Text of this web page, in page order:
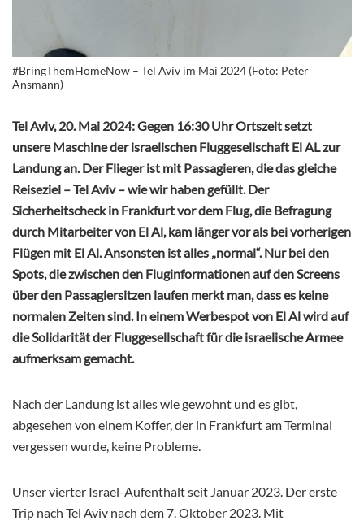
#BringThemHomeNow – Tel Aviv im Mai 2024 (Foto: Peter
Ansmann)
Tel Aviv, 20. Mai 2024: Gegen 16:30 Uhr Ortszeit setzt
unsere Maschine der israelischen Fluggesellschaft El AL zur
Landung an. Der Flieger ist mit Passagieren, die das gleiche
Reiseziel – Tel Aviv – wie wir haben gefüllt. Der
Sicherheitscheck in Frankfurt vor dem Flug, die Befragung
durch Mitarbeiter von El Al, kam länger vor als bei vorherigen
Flügen mit El Al. Ansonsten ist alles „normal“. Nur bei den
Spots, die zwischen den Fluginformationen auf den Screens
über den Passagiersitzen laufen merkt man, dass es keine
normalen Zeiten sind. In einem Werbespot von El Al wird auf
die Solidarität der Fluggesellschaft für die israelische Armee
aufmerksam gemacht.
Nach der Landung ist alles wie gewohnt und es gibt,
abgesehen von einem Koffer, der in Frankfurt am Terminal
vergessen wurde, keine Probleme.
Unser vierter Israel-Aufenthalt seit Januar 2023. Der erste
Trip nach Tel Aviv nach dem 7. Oktober 2023. Mit